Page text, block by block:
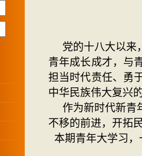
党的十八大以来
青年成长成才，与
担当时代责任、勇
中华民族伟大复兴
作为新时代新青
不移的前进，开拓
本期青年大学习